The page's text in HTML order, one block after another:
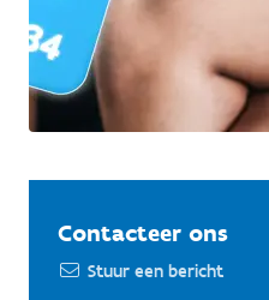
Contacteer ons
Stuur een bericht